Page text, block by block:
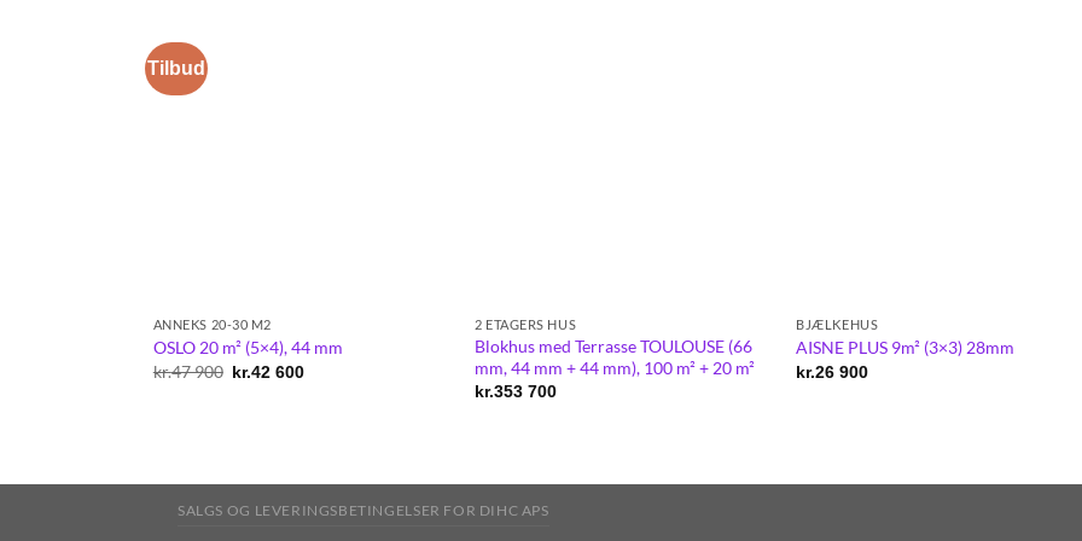
Tilbud
ANNEKS 20-30 M2
OSLO 20 m² (5×4), 44 mm
kr.47 900 Original
kr.42 600
2 ETAGERS HUS
Blokhus med Terrasse TOULOUSE (66
mm, 44 mm + 44 mm), 100 m² + 20 m²
kr.353 700
BJÆLKEHUS
AISNE PLUS 9m² (3×3) 28mm
kr.26 900
SALGS OG LEVERINGSBETINGELSER FOR DIHC APS